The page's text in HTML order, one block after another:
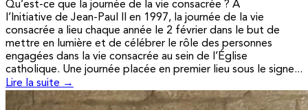
Qu’est-ce que la journée de la vie consacrée ? A
l’Initiative de Jean-Paul II en 1997, la journée de la vie
consacrée a lieu chaque année le 2 février dans le but de
mettre en lumière et de célébrer le rôle des personnes
engagées dans la vie consacrée au sein de l’Église
catholique. Une journée placée en premier lieu sous le signe...
Lire la suite →